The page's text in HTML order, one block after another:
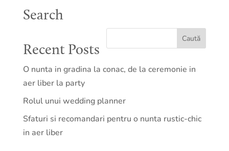
Search
Recent Posts
O nunta in gradina la conac, de la ceremonie in
aer liber la party
Rolul unui wedding planner
Sfaturi si recomandari pentru o nunta rustic-chic
in aer liber